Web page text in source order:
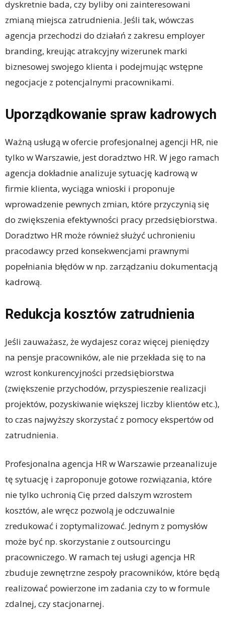
dyskretnie bada, czy byliby oni zainteresowani
zmianą miejsca zatrudnienia. Jeśli tak, wówczas
agencja przechodzi do działań z zakresu employer
branding, kreując atrakcyjny wizerunek marki
biznesowej swojego klienta i podejmując wstępne
negocjacje z potencjalnymi pracownikami.
Uporządkowanie spraw kadrowych
Ważną usługą w ofercie profesjonalnej agencji HR, nie
tylko w Warszawie, jest doradztwo HR. W jego ramach
agencja dokładnie analizuje sytuację kadrową w
firmie klienta, wyciąga wnioski i proponuje
wprowadzenie pewnych zmian, które przyczynią się
do zwiększenia efektywności pracy przedsiębiorstwa.
Doradztwo HR może również służyć uchronieniu
pracodawcy przed konsekwencjami prawnymi
popełniania błędów w np. zarządzaniu dokumentacją
kadrową.
Redukcja kosztów zatrudnienia
Jeśli zauważasz, że wydajesz coraz więcej pieniędzy
na pensje pracowników, ale nie przekłada się to na
wzrost konkurencyjności przedsiębiorstwa
(zwiększenie przychodów, przyspieszenie realizacji
projektów, pozyskiwanie większej liczby klientów etc.),
to czas najwyższy skorzystać z pomocy ekspertów od
zatrudnienia.
Profesjonalna agencja HR w Warszawie przeanalizuje
tę sytuację i zaproponuje gotowe rozwiązania, które
nie tylko uchronią Cię przed dalszym wzrostem
kosztów, ale wręcz pozwolą je odczuwalnie
zredukować i zoptymalizować. Jednym z pomysłów
może być np. skorzystanie z outsourcingu
pracowniczego. W ramach tej usługi agencja HR
zbuduje zewnętrzne zespoły pracowników, które będą
realizować powierzone im zadania czy to w formule
zdalnej, czy stacjonarnej.